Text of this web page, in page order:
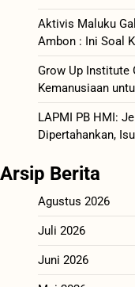
Aktivis Maluku
Ambon : Ini Soal
Grow Up Institute
Kemanusiaan
LAPMI PB HMI:
Dipertahankan,
Arsip Berita
Agustus 2026
Juli 2026
Juni 2026